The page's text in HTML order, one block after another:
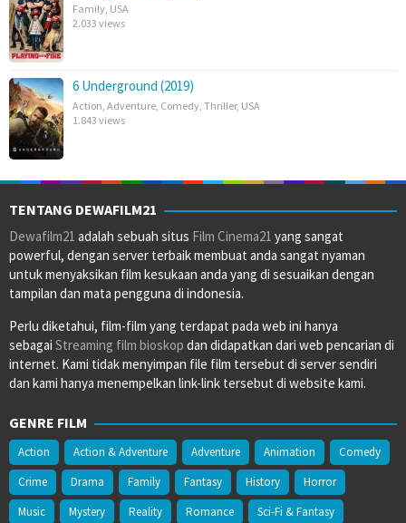
Family USA
2.033 views
6 Underground (2019)
Action Adventure Comedy Thriller, USA
1.843 views
TENTANG DEWAFILM21
Dewafilm21 adalah sebuah situs Film Cinema21 yang sangat
powerful, dengan server terbaik membuat anda sangat nyaman
untuk menyaksikan film kesukaan anda yang di sesuaikan dengan
tampilan dan mata pengguna di indonesia.
Perlu diketahui, film-film yang terdapat pada web ini hanya
sebagai Streaming film bioskop dan didapatkan dari web pencarian di
internet. Kami tidak menyimpan file film tersebut di server sendiri
dan kami hanya menempelkan link-link tersebut di website kami.
GENRE FILM
Action Action & Adventure Adventure Animation
Comedy
Crime
Drama Family Fantasy History
Horror
Music
Mystery Reality Romance Sci-Fi & Fantasy